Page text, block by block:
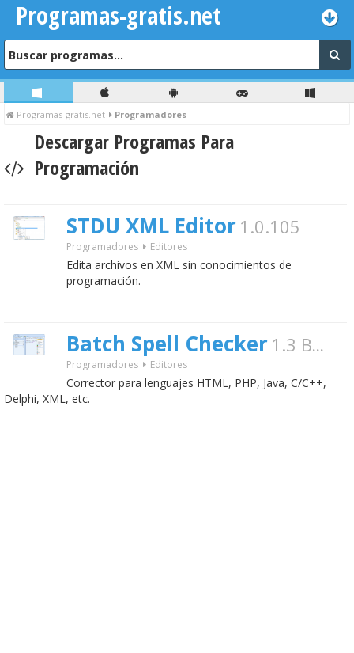
Programas-gratis.net
Programas-gratis.net Programadores
Descargar Programas Para
Programación
STDU XML Editor 1.0.105
Programadores Editores
Edita archivos en XML sin conocimientos de
programación.
Batch Spell Checker 1.3 Build 94
Programadores Editores
Corrector para lenguajes HTML, PHP, Java, C/C++,
Delphi, XML, etc.